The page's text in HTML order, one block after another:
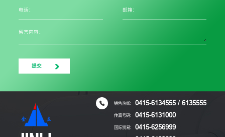
电话： 邮箱：
留言内容：
提交
销售热线: 0415-6134555 / 6135555
传真号码: 0415-6131000
国际贸易:
0415-6256999